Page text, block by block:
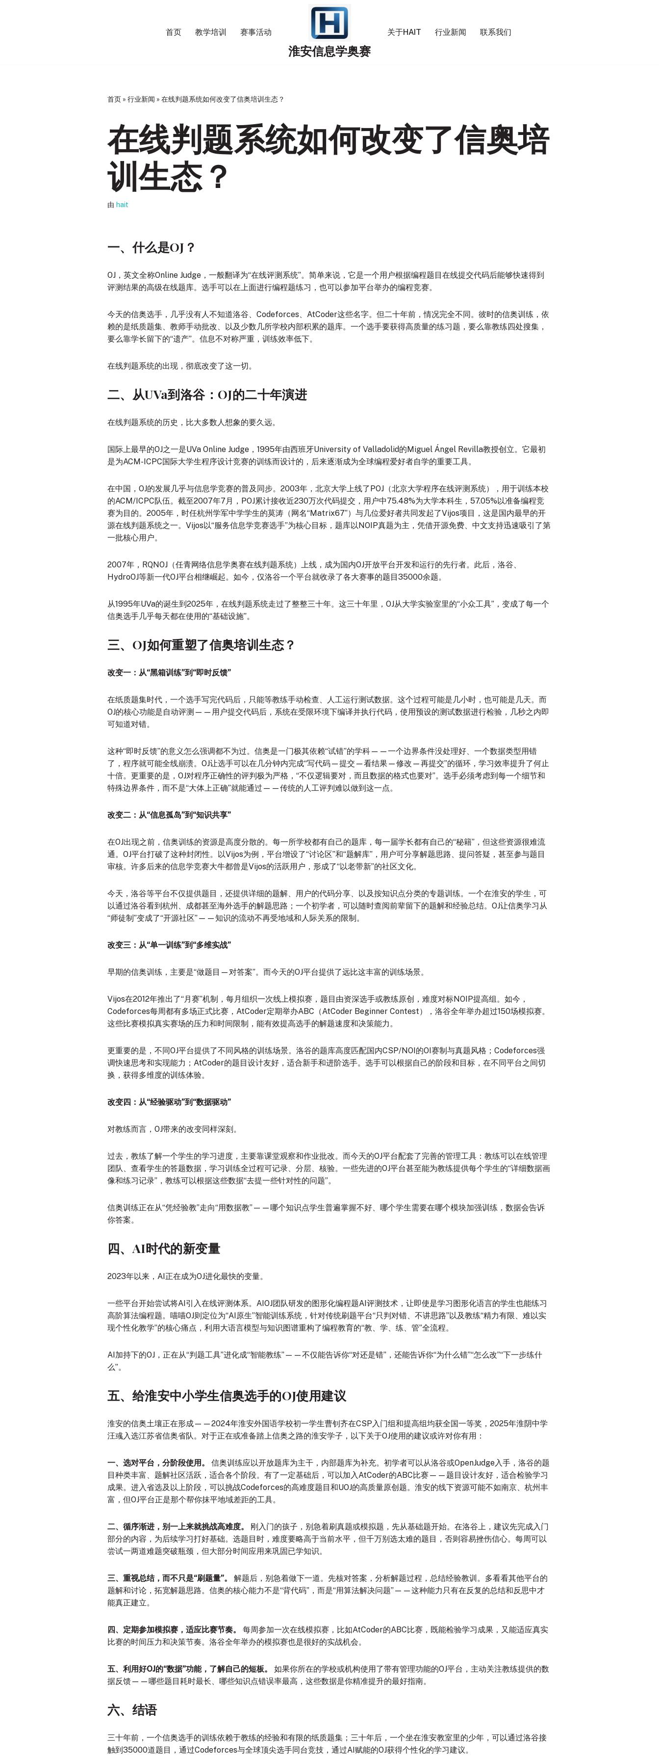
首页 教学培训 赛事活动
淮安信息学奥赛
关于HAIT 行业新闻 联系我们
首页 » 行业新闻 » 在线判题系统如何改变了信奥培训生态？
在线判题系统如何改变了信奥培
训生态？
由 hait
一、什么是OJ？
OJ，英文全称Online Judge，一般翻译为“在线评测系统”。简单来说，它是一个用户根据编程题目在线提交代码后能够快速得到
评测结果的高级在线题库。选手可以在上面进行编程题练习，也可以参加平台举办的编程竞赛。
今天的信奥选手，几乎没有人不知道洛谷、Codeforces、AtCoder这些名字。但二十年前，情况完全不同。彼时的信奥训练，依
赖的是纸质题集、教师手动批改、以及少数几所学校内部积累的题库。一个选手要获得高质量的练习题，要么靠教练四处搜集，
要么靠学长留下的“遗产”。信息不对称严重，训练效率低下。
在线判题系统的出现，彻底改变了这一切。
二、从UVa到洛谷：OJ的二十年演进
在线判题系统的历史，比大多数人想象的要久远。
国际上最早的OJ之一是UVa Online Judge，1995年由西班牙University of Valladolid的Miguel Ángel Revilla教授创立。它最初
是为ACM-ICPC国际大学生程序设计竞赛的训练而设计的，后来逐渐成为全球编程爱好者自学的重要工具。
在中国，OJ的发展几乎与信息学竞赛的普及同步。2003年，北京大学上线了POJ（北京大学程序在线评测系统），用于训练本校
的ACM/ICPC队伍。截至2007年7月，POJ累计接收近230万次代码提交，用户中75.48%为大学本科生，57.05%以准备编程竞
赛为目的。2005年，时任杭州学军中学学生的莫涛（网名“Matrix67”）与几位爱好者共同发起了Vijos项目，这是国内最早的开
源在线判题系统之一。Vijos以“服务信息学竞赛选手”为核心目标，题库以NOIP真题为主，凭借开源免费、中文支持迅速吸引了第
一批核心用户。
2007年，RQNOJ（任青网络信息学奥赛在线判题系统）上线，成为国内OJ开放平台开发和运行的先行者。此后，洛谷、
HydroOJ等新一代OJ平台相继崛起。如今，仅洛谷一个平台就收录了各大赛事的题目35000余题。
从1995年UVa的诞生到2025年，在线判题系统走过了整整三十年。这三十年里，OJ从大学实验室里的“小众工具”，变成了每一个
信奥选手几乎每天都在使用的“基础设施”。
三、OJ如何重塑了信奥培训生态？
改变一：从“黑箱训练”到“即时反馈”
在纸质题集时代，一个选手写完代码后，只能等教练手动检查、人工运行测试数据。这个过程可能是几小时，也可能是几天。而
OJ的核心功能是自动评测——用户提交代码后，系统在受限环境下编译并执行代码，使用预设的测试数据进行检验，几秒之内即
可知道对错。
这种“即时反馈”的意义怎么强调都不为过。信奥是一门极其依赖“试错”的学科——一个边界条件没处理好、一个数据类型用错
了，程序就可能全线崩溃。OJ让选手可以在几分钟内完成“写代码—提交—看结果—修改—再提交”的循环，学习效率提升了何止
十倍。更重要的是，OJ对程序正确性的评判极为严格，“不仅逻辑要对，而且数据的格式也要对”。选手必须考虑到每一个细节和
特殊边界条件，而不是“大体上正确”就能通过——传统的人工评判难以做到这一点。
改变二：从“信息孤岛”到“知识共享”
在OJ出现之前，信奥训练的资源是高度分散的。每一所学校都有自己的题库，每一届学长都有自己的“秘籍”，但这些资源很难流
通。OJ平台打破了这种封闭性。以Vijos为例，平台增设了“讨论区”和“题解库”，用户可分享解题思路、提问答疑，甚至参与题目
审核。许多后来的信息学竞赛大牛都曾是Vijos的活跃用户，形成了“以老带新”的社区文化。
今天，洛谷等平台不仅提供题目，还提供详细的题解、用户的代码分享、以及按知识点分类的专题训练。一个在淮安的学生，可
以通过洛谷看到杭州、成都甚至海外选手的解题思路；一个初学者，可以随时查阅前辈留下的题解和经验总结。OJ让信奥学习从
“师徒制”变成了“开源社区”——知识的流动不再受地域和人际关系的限制。
改变三：从“单一训练”到“多维实战”
早期的信奥训练，主要是“做题目—对答案”。而今天的OJ平台提供了远比这丰富的训练场景。
Vijos在2012年推出了“月赛”机制，每月组织一次线上模拟赛，题目由资深选手或教练原创，难度对标NOIP提高组。如今，
Codeforces每周都有多场正式比赛，AtCoder定期举办ABC（AtCoder Beginner Contest），洛谷全年举办超过150场模拟赛。
这些比赛模拟真实赛场的压力和时间限制，能有效提高选手的解题速度和决策能力。
更重要的是，不同OJ平台提供了不同风格的训练场景。洛谷的题库高度匹配国内CSP/NOI的OI赛制与真题风格；Codeforces强
调快速思考和实现能力；AtCoder的题目设计友好，适合新手和进阶选手。选手可以根据自己的阶段和目标，在不同平台之间切
换，获得多维度的训练体验。
改变四：从“经验驱动”到“数据驱动”
对教练而言，OJ带来的改变同样深刻。
过去，教练了解一个学生的学习进度，主要靠课堂观察和作业批改。而今天的OJ平台配套了完善的管理工具：教练可以在线管理
团队、查看学生的答题数据，学习训练全过程可记录、分层、核验。一些先进的OJ平台甚至能为教练提供每个学生的“详细数据画
像和练习记录”，教练可以根据这些数据“去提一些针对性的问题”。
信奥训练正在从“凭经验教”走向“用数据教”——哪个知识点学生普遍掌握不好、哪个学生需要在哪个模块加强训练，数据会告诉
你答案。
四、AI时代的新变量
2023年以来，AI正在成为OJ进化最快的变量。
一些平台开始尝试将AI引入在线评测体系。AIOJ团队研发的图形化编程题AI评测技术，让即使是学习图形化语言的学生也能练习
高阶算法编程题。喵喵OJ则定位为“AI原生”智能训练系统，针对传统刷题平台“只判对错、不讲思路”以及教练“精力有限、难以实
现个性化教学”的核心痛点，利用大语言模型与知识图谱重构了编程教育的“教、学、练、管”全流程。
AI加持下的OJ，正在从“判题工具”进化成“智能教练”——不仅能告诉你“对还是错”，还能告诉你“为什么错”“怎么改”“下一步练什
么”。
五、给淮安中小学生信奥选手的OJ使用建议
淮安的信奥土壤正在形成——2024年淮安外国语学校初一学生曹钊齐在CSP入门组和提高组均获全国一等奖，2025年淮阴中学
汪彧入选江苏省信奥省队。对于正在或准备踏上信奥之路的淮安学子，以下关于OJ使用的建议或许对你有用：
一、选对平台，分阶段使用。
信奥训练应以开放题库为主干，内部题库为补充。初学者可以从洛谷或OpenJudge入手，洛谷的题
目种类丰富、题解社区活跃，适合各个阶段。有了一定基础后，可以加入AtCoder的ABC比赛——题目设计友好，适合检验学习
成果。进入省选及以上阶段，可以挑战Codeforces的高难度题目和UOJ的高质量原创题。淮安的线下资源可能不如南京、杭州丰
富，但OJ平台正是那个帮你抹平地域差距的工具。
二、循序渐进，别一上来就挑战高难度。 刚入门的孩子，别急着刷真题或模拟题，先从基础题开始。在洛谷上，建议先完成入门
部分的内容，为后续学习打好基础。选题目时，难度要略高于当前水平，但千万别选太难的题目，否则容易挫伤信心。每周可以
尝试一两道难题突破瓶颈，但大部分时间应用来巩固已学知识。
三、重视总结，而不只是“刷题量”。 解题后，别急着做下一道。先核对答案，分析解题过程，总结经验教训 。多看看其他平台的
题解和讨论，拓宽解题思路。信奥的核心能力不是“背代码”，而是“用算法解决问题”——这种能力只有在反复的总结和反思中才
能真正建立。
四、定期参加模拟赛，适应比赛节奏。
每周参加一次在线模拟赛，比如AtCoder的ABC比赛，既能检验学习成果，又能适应真实
比赛的时间压力和决策节奏。洛谷全年举办的模拟赛也是很好的实战机会。
五、利用好OJ的“数据”功能，了解自己的短板。
如果你所在的学校或机构使用了带有管理功能的OJ平台，主动关注教练提供的数
据反馈——哪些题目耗时最长、哪些知识点错误率最高，这些数据是你精准提升的最好指南。
六、结语
三十年前，一个信奥选手的训练依赖于教练的经验和有限的纸质题集；三十年后，一个坐在淮安教室里的少年，可以通过洛谷接
触到35000道题目，通过Codeforces与全球顶尖选手同台竞技，通过AI赋能的OJ获得个性化的学习建议。